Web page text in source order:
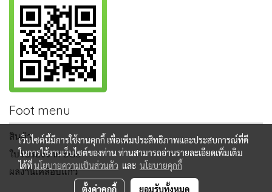
Foot menu
สินค้า
ใบรับรองจาก SGS
ผลงานเคลือบแก้ว
เว็บไซต์นี้มีการใช้งานคุกกี้ เพื่อเพิ่มประสิทธิภาพและประสบการณ์ที่ดี
ในการใช้งานเว็บไซต์ของท่าน ท่านสามารถอ่านรายละเอียดเพิ่มเติม
ได้ที่นโยบายความเป็นส่วนตัว และ นโยบายคุกกี้
ตั้งค่าคุกกี้ ยอมรับทั้งหมด